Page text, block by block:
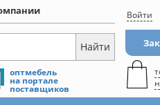
оптмебель
на портале
поставщиков
Войти